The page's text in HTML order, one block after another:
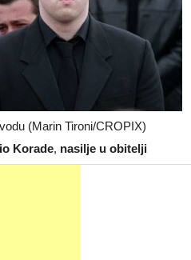
(Marin Tironi/CROPIX)
Korade, nasilje u obitelji